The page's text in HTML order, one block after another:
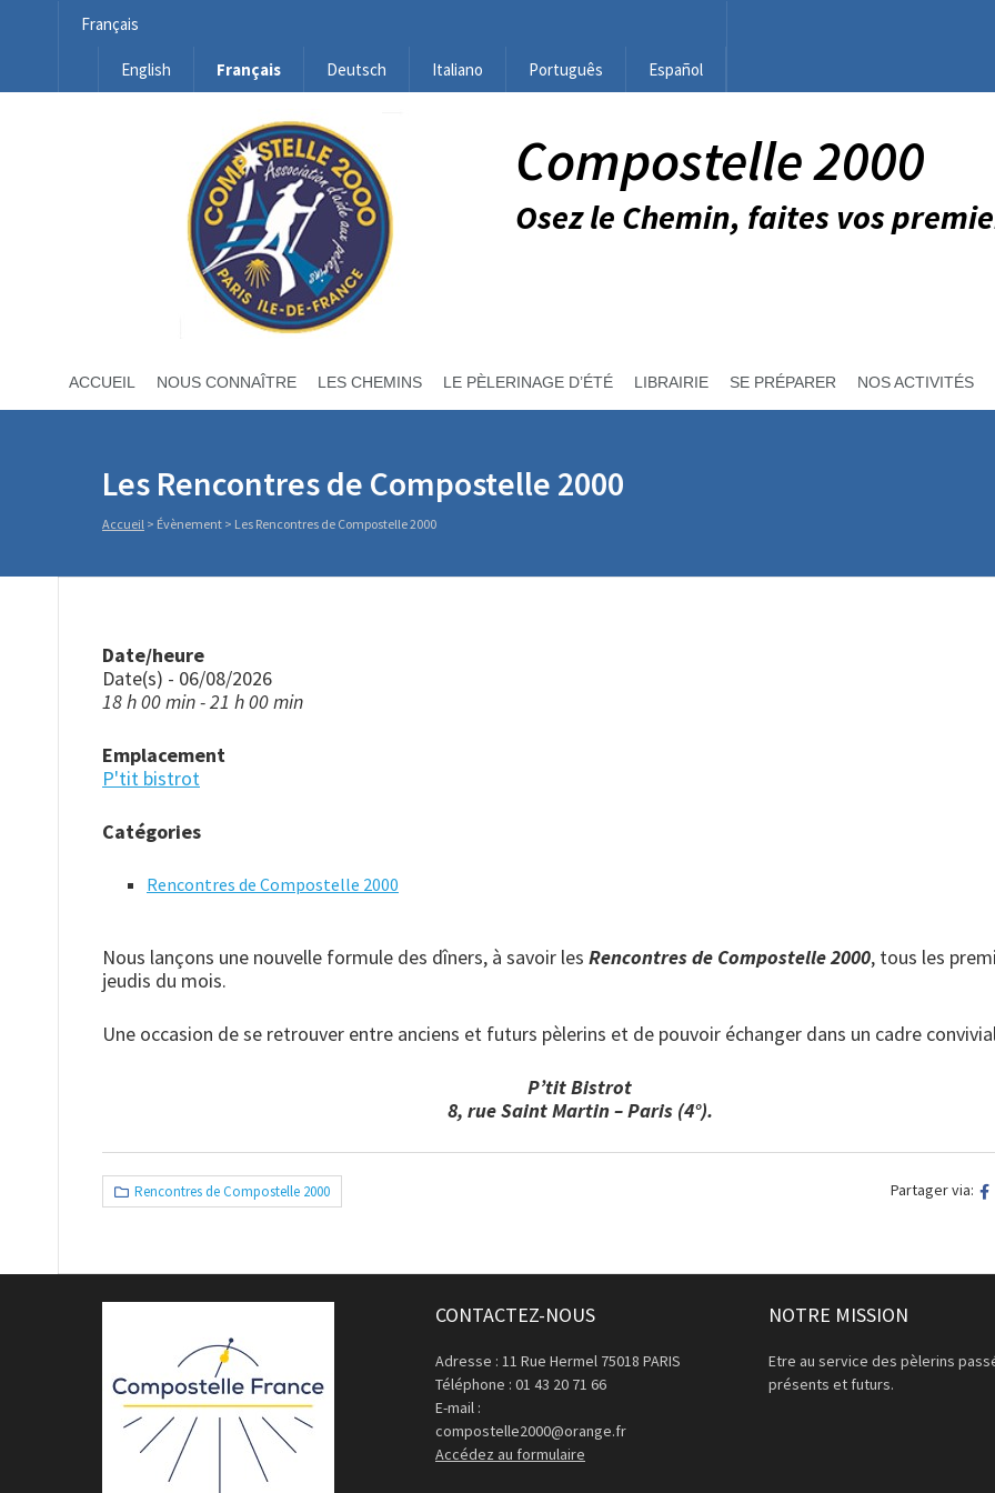
Français
English Français Deutsch Italiano Português Español
Compostelle 2000
Osez le Chemin, faites vos
ACCUEIL NOUS CONNAÎTRE LES CHEMINS LE PÈLERINAGE D’ÉTÉ LIBRAIRIE SE PRÉPARER NOS ACTIVITÉS
Les Rencontres de Compostelle 2000
Accueil > Évènement > Les Rencontres de Compostelle 2000
Date/heure
Date(s) - 06/08/2026
18 h 00 min - 21 h 00 min
Emplacement
P'tit bistrot
Catégories
Rencontres de Compostelle 2000
Nous lançons une nouvelle formule des dîners, à savoir les Rencontres de Compostelle 2000, tous les
jeudis du mois.
Une occasion de se retrouver entre anciens et futurs pèlerins et de pouvoir échanger dans un cadre
P’tit Bistrot
8, rue Saint Martin – Paris (4°).
Rencontres de Compostelle 2000 Partager via:
CONTACTEZ-NOUS
Adresse : 11 Rue Hermel 75018 PARIS
Téléphone : 01 43 20 71 66
E-mail :
compostelle2000@orange.fr
Accédez au formulaire
NOTRE MISSION
Etre au service des pèlerins
présents et futurs.